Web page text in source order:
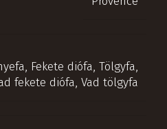
, Fekete diófa, Tölgyfa,
fekete diófa, Vad tölgyfa